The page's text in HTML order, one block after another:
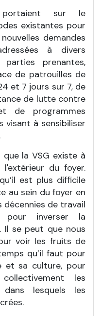
portaient sur le
existantes pour
demandes
à divers
prenantes,
de patrouilles de
et 7 jours sur 7, de
de lutte contre
de programmes
visant à sensibiliser
la VSG existe à
du foyer.
est plus difficile
au sein du foyer en
décennies de travail
pour inverser la
Il se peut que nous
voir les fruits de
qu’il faut pour
et sa culture, pour
les
dans lesquels les